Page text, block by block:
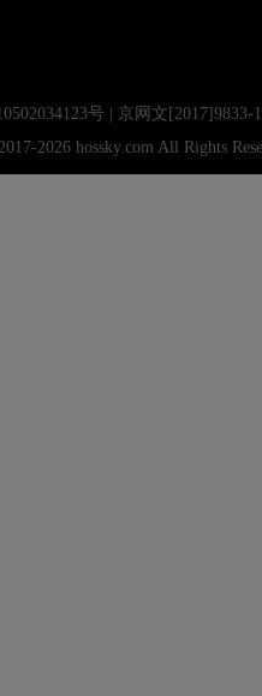
号 | 京网文
2026 hossky.com All Rights